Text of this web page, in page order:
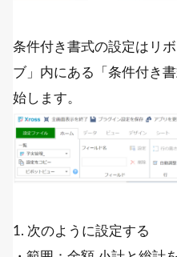
条件付き書式の設定はリ
ブ」内にある「条件付き
始します。
1. 次のように設定する